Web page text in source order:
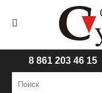
8 861 203 46 15